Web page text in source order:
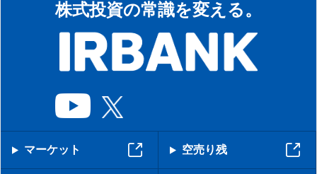
株式投資の常識を変える。
マーケット 空売り残